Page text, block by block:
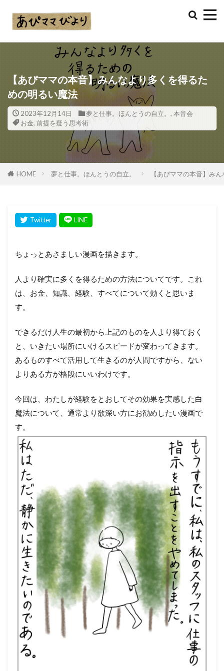
【あぴママの本音】みんなより多くを得るた
めの明るい魔法
2023年12月14日 夢と仕事。ほんとうの自立。 , 本音会
お金, 前提を疑う思考術
HOME 夢と仕事。ほんとうの自立。 【あぴママの本音】み
ちょっとあさましい漫画を描きます。
人より確実に多くを得るための方法についてです。これ
は、お金、知識、経験、すべてについて効くと思いま
す。
できるだけ人生の最初から上記のものを人より得ておく
と、いきたい場所にいけるスピードが変わってきます。
あるものすべて活用して生きるのが人間ですから、ない
よりある方が格段にいいわけです。
今回は、わたしが経験をとおしてその効果を実感した白
魔法について、通常より欲深い方にお勧めしたい漫画で
す。